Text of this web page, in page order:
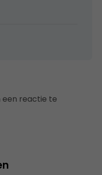
een reactie te